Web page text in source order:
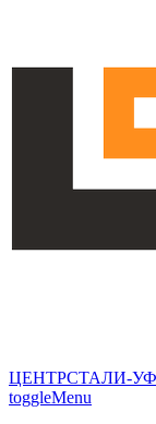
ЦЕНТРСТАЛИ-
toggleMenu